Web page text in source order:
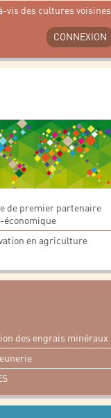
vis des cultures voisines
CONNEXION
de premier partenaire
économique
en agriculture
des engrais minéraux